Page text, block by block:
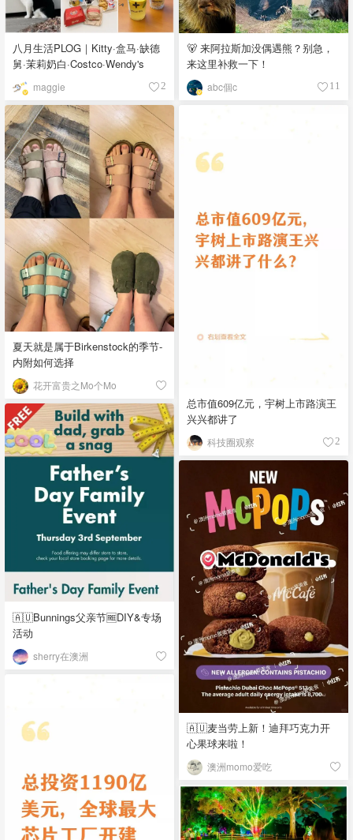
八月生活PLOG｜Kitty·盒马·缺德
舅·茉莉奶白·Costco·Wendy's
maggie 2
🐻 来阿拉斯加没偶遇熊？别急，
来这里补救一下！
abc個c 11
夏天就是属于Birkenstock的季节-
内附如何选择
花开富贵之Mo个Mo
总市值609亿元，宇树上市路演王
兴兴都讲了
科技圈观察 2
🇦🇺Bunnings父亲节🆓DIY&专场
活动
sherry在澳洲
🇦🇺麦当劳上新！迪拜巧克力开
心果球来啦！
澳洲momo爱吃